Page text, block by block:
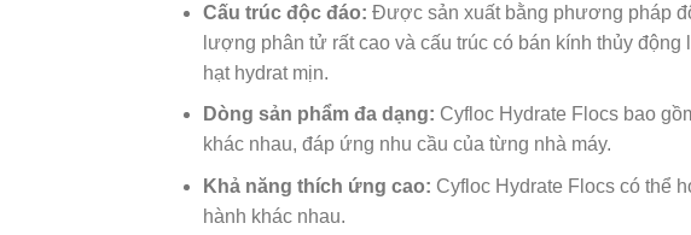
Cấu trúc độc đáo: Được sản xuất bằng phương pháp
lượng phân tử rất cao và cấu trúc có bán kính thủy
hạt hydrat mịn.
Dòng sản phẩm đa dạng: Cyfloc Hydrate Flocs bao
khác nhau, đáp ứng nhu cầu của từng nhà máy.
Khả năng thích ứng cao: Cyfloc Hydrate Flocs có thể
hành khác nhau.